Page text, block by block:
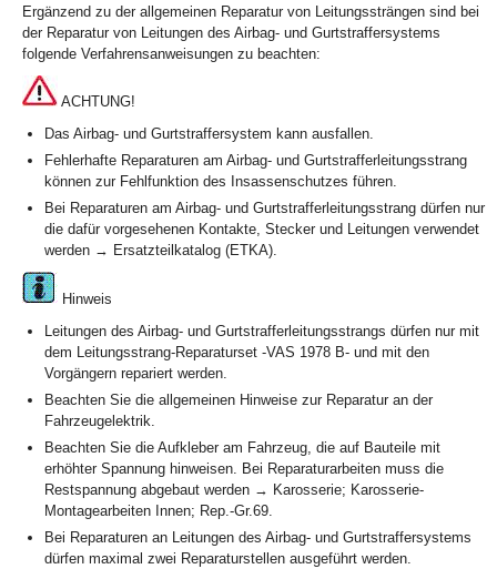
Ergänzend zu der allgemeinen Reparatur von Leitungssträngen sind bei
der Reparatur von Leitungen des Airbag- und Gurtstraffersystems
folgende Verfahrensanweisungen zu beachten:
ACHTUNG!
Das Airbag- und Gurtstraffersystem kann ausfallen.
Fehlerhafte Reparaturen am Airbag- und Gurtstrafferleitungsstrang
können zur Fehlfunktion des Insassenschutzes führen.
Bei Reparaturen am Airbag- und Gurtstrafferleitungsstrang dürfen nur
die dafür vorgesehenen Kontakte, Stecker und Leitungen verwendet
werden → Ersatzteilkatalog (ETKA).
Hinweis
Leitungen des Airbag- und Gurtstrafferleitungsstrangs dürfen nur mit
dem Leitungsstrang-Reparaturset -VAS 1978 B- und mit den
Vorgängern repariert werden.
Beachten Sie die allgemeinen Hinweise zur Reparatur an der
Fahrzeugelektrik.
Beachten Sie die Aufkleber am Fahrzeug, die auf Bauteile mit
erhöhter Spannung hinweisen. Bei Reparaturarbeiten muss die
Restspannung abgebaut werden → Karosserie; Karosserie-
Montagearbeiten Innen; Rep.-Gr.69.
Bei Reparaturen an Leitungen des Airbag- und Gurtstraffersystems
dürfen maximal zwei Reparaturstellen ausgeführt werden.